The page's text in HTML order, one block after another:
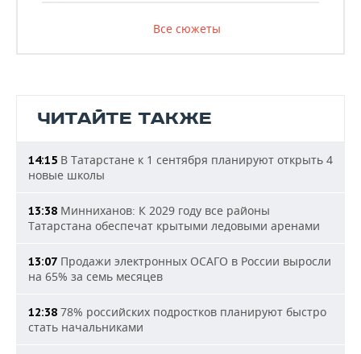
Все сюжеты
ЧИТАЙТЕ ТАКЖЕ
14:15 В Татарстане к 1 сентября планируют открыть 4
новые школы
13:38 Минниханов: К 2029 году все районы
Татарстана обеспечат крытыми ледовыми аренами
13:07 Продажи электронных ОСАГО в России выросли
на 65% за семь месяцев
12:38 78% российских подростков планируют быстро
стать начальниками